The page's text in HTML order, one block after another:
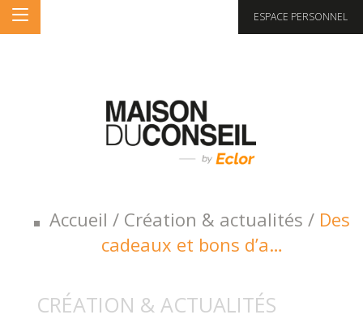
Accueil / Création & actualités / Des
cadeaux et bons d’a…
CRÉATION & ACTUALITÉS
ESPACE PERSONNEL